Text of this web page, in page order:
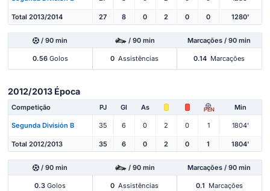
Total 2013/2014 27 8 0 2 0 0 1280'
/ 90 min / 90 min Marcações / 90 min
0.56Golos 0 Assistências 0.14 Marcações
2012/2013 Época
Competição PJ Gl As PEN Min
Segunda División B 35 6 0 2 0 1 1804'
Total 2012/2013 35 6 0 2 0 1 1804'
/ 90 min / 90 min Marcações / 90 min
0.3 Golos 0 Assistências 0.1 Marcações